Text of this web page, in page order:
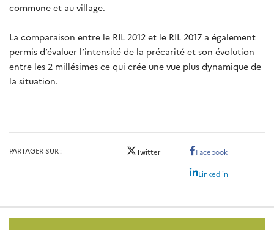
commune et au village.
La comparaison entre le RIL 2012 et le RIL 2017 a également
permis d’évaluer l’intensité de la précarité et son évolution
entre les 2 millésimes ce qui crée une vue plus dynamique de
la situation.
PARTAGER SUR Twitter Facebook
Linked in
Pied